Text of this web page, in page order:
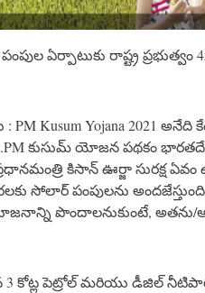
ఏర్పాటుకు రాష్ట్ర ప్రభుత్వం
Kusum Yojana 2021 అనేది
కుసుమ్ యోజన పథకం
కిసాన్ ఊర్జా సురక్ష
సోలార్ పంపులను
పొందాలనుకుంటే, అతను/
పెట్రోల్ మరియు డీజిల్